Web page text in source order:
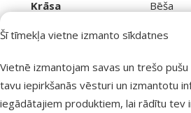
Šī tīmekļa vietne izmanto sīkdatnes
Vietnē izmantojam savas un trešo
tavu iepirkšanās vēsturi un izmantotu
iegādātajiem produktiem, lai rādītu tev
Krāsa
Bēša
Augstums
40 cm
Magic Cat
Numurs katalogā
46531